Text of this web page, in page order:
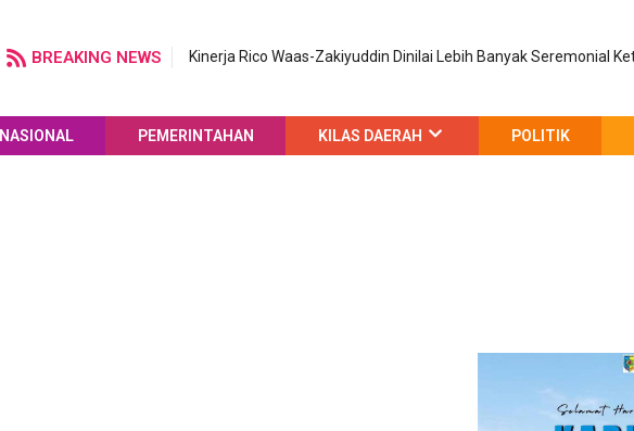
BREAKING NEWS Kinerja Rico Waas-Zakiyuddin Dinilai Lebih Banyak Seremonial
NASIONAL PEMERINTAHAN KILAS DAERAH POLITIK